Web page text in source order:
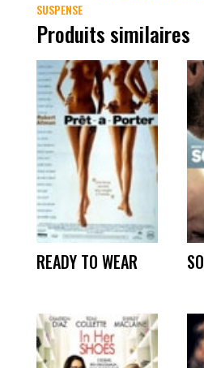
SUSPENSE
Produits similaires
READY TO WEAR